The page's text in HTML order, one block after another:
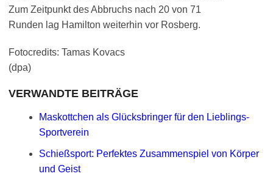
Zum Zeitpunkt des Abbruchs nach 20 von 71
Runden lag Hamilton weiterhin vor Rosberg.
Fotocredits: Tamas Kovacs
(dpa)
VERWANDTE BEITRÄGE
Maskottchen als Glücksbringer für den Lieblings-
Sportverein
Schießsport: Perfektes Zusammenspiel von Körper
und Geist